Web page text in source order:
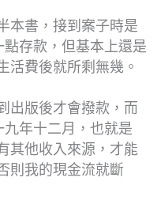
本書，接到案子時是
存款，但基本上還是
活費後就所剩無幾。
出版後才會撥款，而
年十二月，也就是
其他收入來源，才能
則我的現金流就斷